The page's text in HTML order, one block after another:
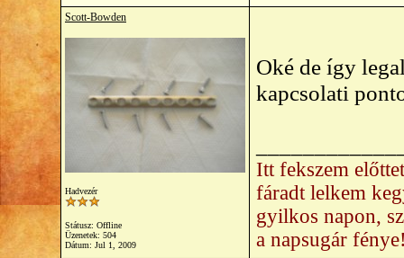
Scott-Bowden
Hadvezér
Státusz: Offline
Üzenetek: 504
Dátum: Jul 1, 2009
Oké de így
kapcsolati
Itt fekszem
fáradt lelkem
gyilkos napon,
a napsugár